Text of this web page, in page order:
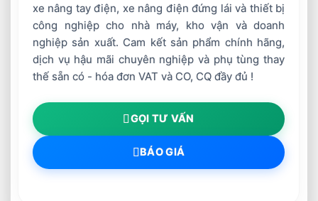
xe nâng tay điện, xe nâng điện đứng lái và thiết bị
công nghiệp cho nhà máy, kho vận và doanh
nghiệp sản xuất. Cam kết sản phẩm chính hãng,
dịch vụ hậu mãi chuyên nghiệp và phụ tùng thay
thế sẵn có - hóa đơn VAT và CO, CQ đầy đủ !
GỌI TƯ VẤN
BÁO GIÁ